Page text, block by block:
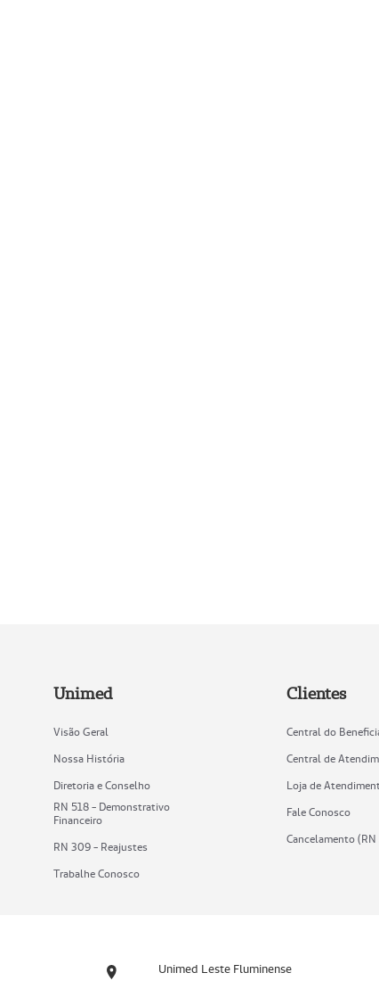
Unimed
Visão Geral
Nossa História
Diretoria e Conselho
RN 518 - Demonstrativo
Financeiro
RN 309 - Reajustes
Trabalhe Conosco
Clientes
Central do
Central de
Loja de
Fale Conosco
Cancelamento (RN
Unimed Leste Fluminense